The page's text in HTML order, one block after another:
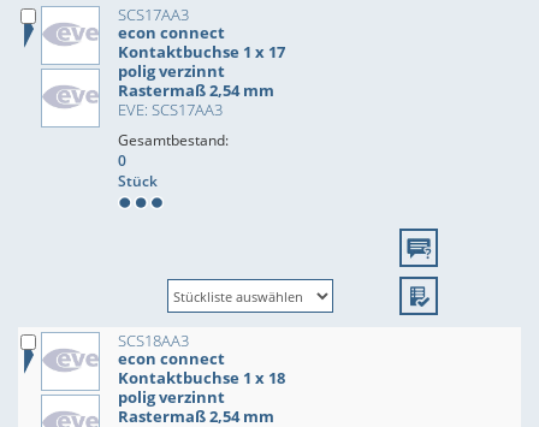
SCS17AA3
econ connect
Kontaktbuchse 1 x 17
polig verzinnt
Rastermaß 2,54 mm
EVE: SCS17AA3
Gesamtbestand:
0
Stück
SCS18AA3
econ connect
Kontaktbuchse 1 x 18
polig verzinnt
Rastermaß 2,54 mm